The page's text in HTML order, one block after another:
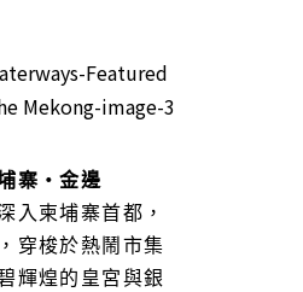
寨・金邊
入柬埔寨首都，
穿梭於熱鬧市集
輝煌的皇宮與銀